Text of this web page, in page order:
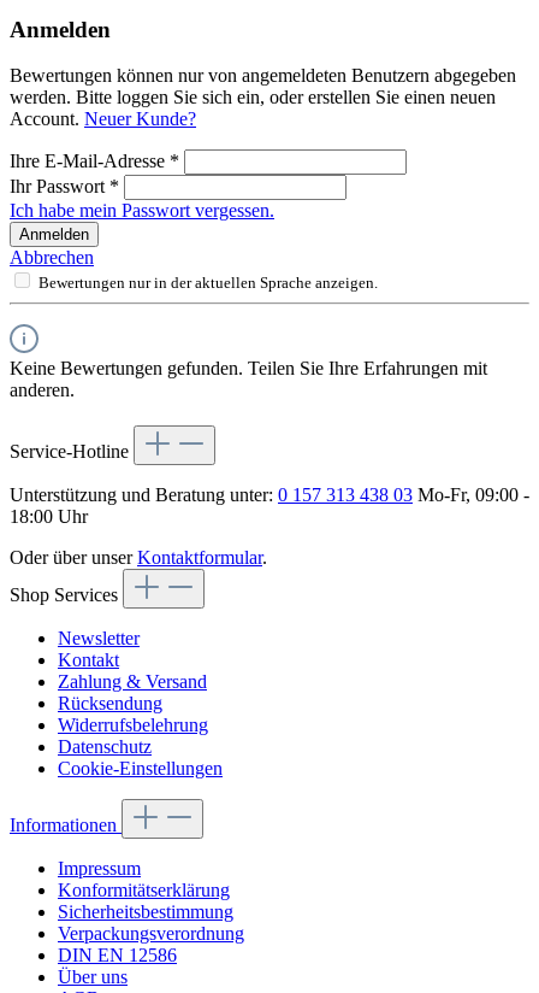
Anmelden
Bewertungen können nur von angemeldeten Benutzern abgegeben
werden. Bitte loggen Sie sich ein, oder erstellen Sie einen neuen
Account. Neuer Kunde?
Ihre E-Mail-Adresse *
Ihr Passwort *
Ich habe mein Passwort vergessen.
Anmelden
Abbrechen
Bewertungen nur in der aktuellen Sprache anzeigen.
Keine Bewertungen gefunden. Teilen Sie Ihre Erfahrungen mit
anderen.
Service-Hotline
Unterstützung und Beratung unter: 0 157 313 438 03 Mo-Fr, 09:00 -
18:00 Uhr
Oder über unserKontaktformular.
Shop Services
Newsletter
Kontakt
Zahlung & Versand
Rücksendung
Widerrufsbelehrung
Datenschutz
Cookie-Einstellungen
Informationen
Impressum
Konformitätserklärung
Sicherheitsbestimmung
Verpackungsverordnung
DIN EN 12586
Über uns